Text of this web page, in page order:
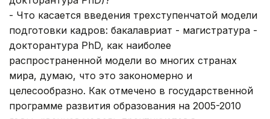
- Что касается введения трехступенчатой модели
подготовки кадров: бакалавриат - магистратура -
докторантура PhD, как наиболее
распространенной модели во многих странах
мира, думаю, что это закономерно и
целесообразно. Как отмечено в государственной
программе развития образования на 2005-2010